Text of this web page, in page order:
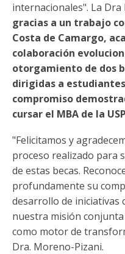
internacionales". La
gracias a un trabajo
Costa de Camargo,
colaboración
otorgamiento de dos
dirigidas a
compromiso
cursar el MBA de la
"Felicitamos y
proceso realizado para
de estas becas.
profundamente su
desarrollo de iniciativas
nuestra misión
como motor de
Dra. Moreno-Pizani.